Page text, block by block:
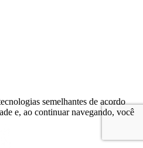
semelhantes de acordo
e, ao continuar navegando, você